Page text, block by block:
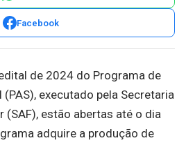
Facebook
de 2024 do Programa de
executado pela Secretaria
(SAF), estão abertas até o dia
adquire a produção de